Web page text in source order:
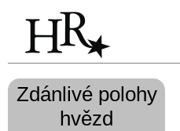
Zdánlivé polohy
hvězd